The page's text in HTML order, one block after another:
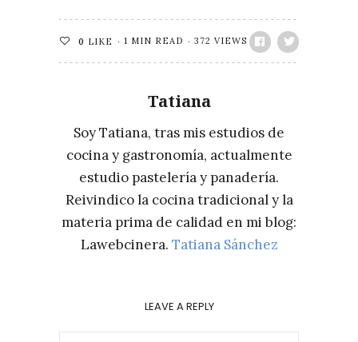
0 LIKE 1 MIN READ 372 VIEWS
Tatiana
Soy Tatiana, tras mis estudios de
cocina y gastronomía, actualmente
estudio pastelería y panadería.
Reivindico la cocina tradicional y la
materia prima de calidad en mi blog:
Lawebcinera. Tatiana Sánchez
LEAVE A REPLY